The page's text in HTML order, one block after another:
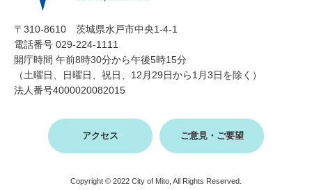
〒310-8610 茨城県水戸市中央1-4-1
電話番号 029-224-1111
開庁時間 午前8時30分から午後5時15分
（土曜日、日曜日、祝日、12月29日から1月3日を除く）
法人番号4000020082015
アクセス ご意見・ご要望
Copyright © 2022 City of Mito, All Rights Reserved.